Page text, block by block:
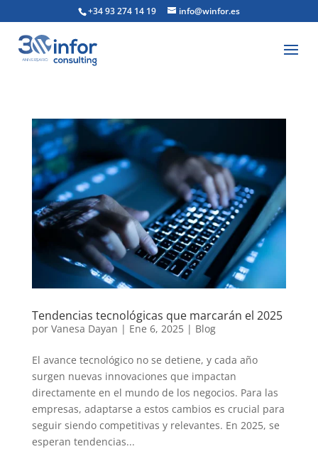
+34 93 274 14 19 info@winfor.es
Tendencias tecnológicas que marcarán el 2025
por Vanesa Dayan | Ene 6, 2025| Blog
El avance tecnológico no se detiene, y cada año
surgen nuevas innovaciones que impactan
directamente en el mundo de los negocios. Para las
empresas, adaptarse a estos cambios es crucial para
seguir siendo competitivas y relevantes. En 2025, se
esperan tendencias...